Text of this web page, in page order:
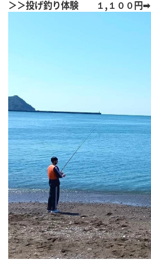
＞＞投げ釣り体験 １,１００円➡